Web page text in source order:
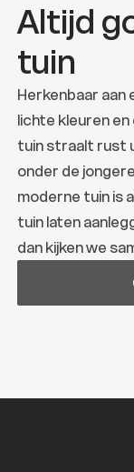
Altijd
tuin
Herkenbaar aan
lichte kleuren en
tuin straalt rust
onder de
moderne tuin is
tuin laten
dan kijken we